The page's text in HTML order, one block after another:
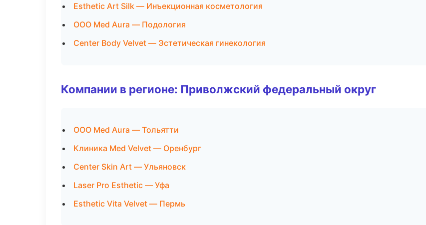
Esthetic Art Silk — Инъекционная косметология
ООО Med Aura — Подология
Center Body Velvet — Эстетическая гинекология
Компании в регионе: Приволжский федеральный округ
ООО Med Aura — Тольятти
Клиника Med Velvet — Оренбург
Center Skin Art — Ульяновск
Laser Pro Esthetic — Уфа
Esthetic Vita Velvet — Пермь